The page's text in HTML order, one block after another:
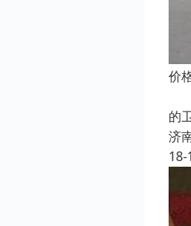
价
的
济
18-